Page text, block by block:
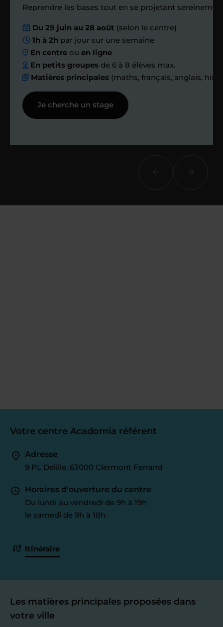
Nous planifions
ensemble des
échanges réguliers
Afin de suivre le travail et les progrès
réalisés, votre enseignant et moi-
même vous proposons des points et
Reprendre les bases tout en se projetant
Du 29 juin au 28 août (selon le centre)
1h à 2h par jour sur une semaine
En centre ouen ligne
En petits groupes de 6 à 8 élèves max.
Matières principales (maths, français, anglais,
Je cherche un stage
Votre centre Acadomia référent
Adresse
9 PL Delille, 63000 Clermont Ferrand
Horaires d'ouverture du centre
Du lundi au vendredi de 9h à 19h
le samedi de 9h à 18h.
Itinéraire
Les matières principales proposées dans
votre ville